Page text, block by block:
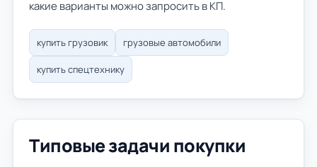
какие варианты можно запросить в КП.
купить грузовик грузовые автомобили
купить спецтехнику
Типовые задачи покупки